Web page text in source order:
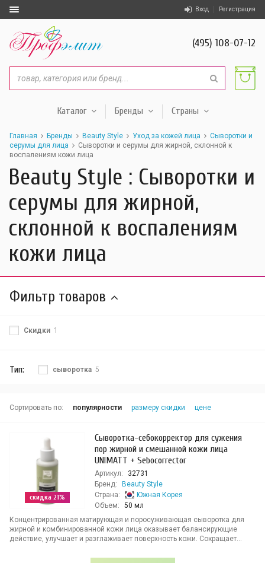
Вход Регистрация
(495) 108-07-12
Каталог Бренды Страны
Главная Бренды Beauty Style Уход за кожей лица
Сыворотки и
серумы для лица
Сыворотки и серумы для жирной, склонной к
воспалениям кожи лица
Beauty Style : Сыворотки и
серумы для жирной,
склонной к воспалениям
кожи лица
Фильтр товаров
Скидки 1
Тип: сыворотка 5
Сортировать по: популярности размеру скидки цене
скидка 21%
Сыворотка-себокорректор для сужения
пор жирной и смешанной кожи лица
UNIMATT + Sebocorrector
Артикул:
32731
Бренд:
Beauty Style
Страна:
Южная Корея
Объем:
50 мл
Концентрированная матирующая и поросуживающая сыворотка для
жирной и комбинированной кожи лица оказывает балансирующие
действие, улучшает и разглаживает поверхность кожи. Сокращает...